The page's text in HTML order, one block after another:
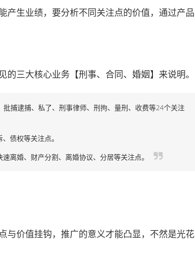
生业绩，要分析不同关注点的价值，通过产品
三大核心业务【刑事、合同、婚姻】来说明。
捕逮捕、私了、刑事律师、刑拘、量刑、收费等24个关注
债权等关注点。
婚、财产分割、离婚协议、分居等关注点。
价值挂钩，推广的意义才能凸显，不然是光花